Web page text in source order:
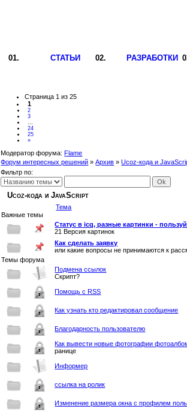
СТАТЬИ РАЗРАБОТКИ
Страница 1 из 25
1
2
3
24
25
»
Модератор форума:Flame
Форум интересных решений » Архив » Ucoz-кода и
Фильтр по:
Ucoz-кода и JavaScript
Тема
Важные темы
Статус в icq, разные картинки -
21 Версия картинок
Как сделать заявку
или какие вопросы не принимаются к
Темы форума
Подмена ссылок
Скрипт?
Помощь с RSS
Как узнать кто редактировал сообщение
Благодарность пользователю
Как вывести новые фотографии
ранице
Информер
ссылка на ролик
Изменение размера окна с профилем